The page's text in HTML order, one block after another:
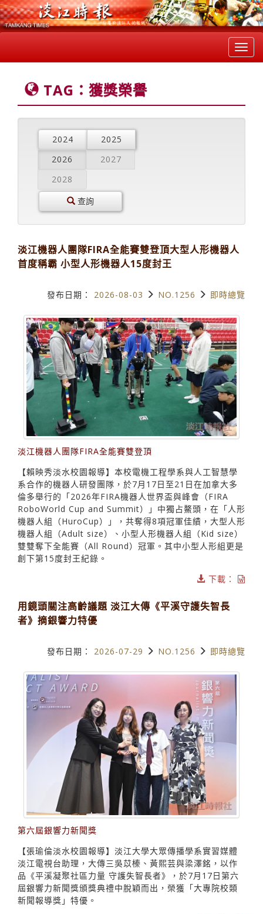
TAG：獲獎榮譽
2024
2025
2026
2027
2028
查詢
淡江機器人團隊FIRA全能賽雙登頂大型人形機器人
首度稱霸 小型人形機器人15度封王
發布日期： 2026-08-03 NO.1256 即時總覽
淡江機器人團隊FIRA全能賽雙登頂
【賴映秀淡水校園報導】本校電機工程學系與人工智慧學
系合作的機器人研發團隊，於7月17日至21日在加拿大多
倫多舉行的「2026年FIRA機器人世界盃與峰會（FIRA
RoboWorld Cup and Summit）」中獨占鰲頭，在「人形
機器人組（HuroCup）」，共奪得8項冠軍佳績，大型人形
機器人組（Adult size）、小型人形機器人組（Kid size）
雙雙奪下全能賽（All Round）冠軍。其中小型人形組更是
創下第15度封王紀錄。
下載：
用鏡頭關注高齡議題 淡江大傳《平溪守護失智長
者》摘銀響力特優
發布日期： 2026-07-29 NO.1256 即時總覽
第六屆銀響力新聞獎
【張瑜倫淡水校園報導】淡江大學大眾傳播學系實習媒體
淡江電視台助理，大傳三吳苡榛、黃熙芸與梁澤銘，以作
品《平溪凝聚社區力量 守護失智長者》，於7月17日第六
屆銀響力新聞獎頒獎典禮中脫穎而出，榮獲「大專院校類
新聞報導獎」特優。